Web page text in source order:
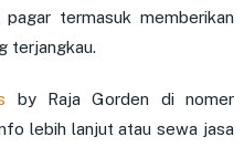
termasuk memberikan
terjangkau.
by Raja Gorden di nomer
lebih lanjut atau sewa jasa